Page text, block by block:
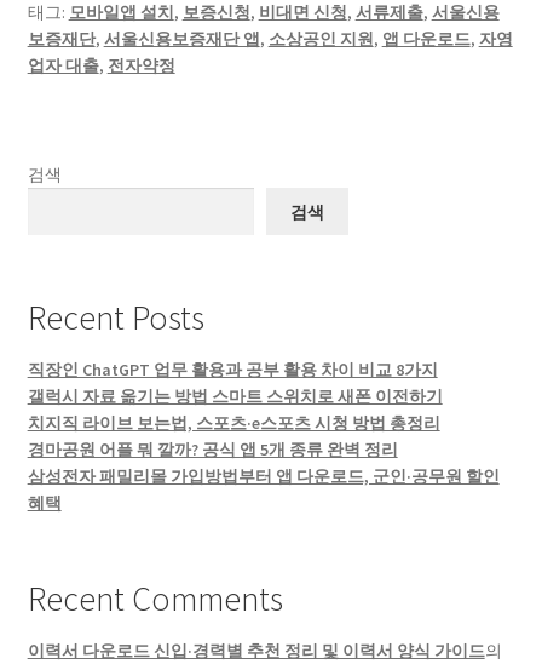
태그: 모바일앱 설치 , 보증신청, 비대면 신청, 서류제출, 서울신용
보증재단, 서울신용보증재단 앱 , 소상공인 지원, 앱 다운로드, 자영
업자 대출, 전자약정
검색
검색
Recent Posts
직장인 ChatGPT 업무 활용과 공부 활용 차이 비교 8가지
갤럭시 자료 옮기는 방법 스마트 스위치로 새폰 이전하기
치지직 라이브 보는법, 스포츠·e스포츠 시청 방법 총정리
경마공원 어플 뭐 깔까? 공식 앱 5개 종류 완벽 정리
삼성전자 패밀리몰 가입방법부터 앱 다운로드, 군인·공무원 할인
혜택
Recent Comments
이력서 다운로드 신입·경력별 추천 정리 및 이력서 양식 가이드의